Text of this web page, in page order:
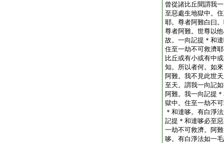
曾從諸比丘聞謂我
至惡處生地獄中。
耶。尊者阿難白曰
尊者阿難。世尊以
故。一向記提＊和
住至一劫不可救濟
比丘或有小或有中
知。所以者何。如
阿難。我不見此世
至天。謂我一向記
阿難。我一向記提
獄中。住至一劫不
＊和達哆。有白淨
記提＊和達哆必至
一劫不可救濟。阿
哆。有白淨法如一